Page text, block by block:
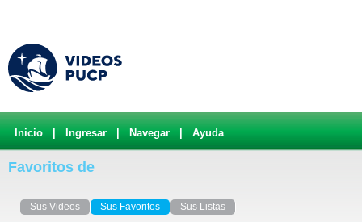
Inicio Ingresar Navegar Ayuda
Favoritos de
Sus Videos Sus Favoritos Sus Listas